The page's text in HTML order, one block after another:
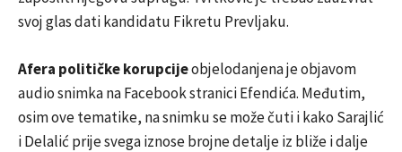
svoj glas dati kandidatu Fikretu Prevljaku.
Afera političke korupcijeobjelodanjena je objavom
audio snimka na Facebook stranici Efendića. Međutim,
osim ove tematike, na snimku se može čuti i kako Sarajlić
i Delalić prije svega iznose brojne detalje iz bliže i dalje